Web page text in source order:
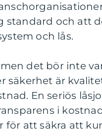
standard och att
och lås.
det bör inte
säkerhet är
En seriös
i
för att säkra att